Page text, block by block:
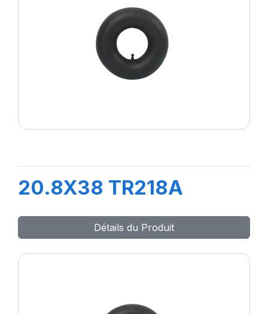
20.8X38 TR218A
Détails du Produit